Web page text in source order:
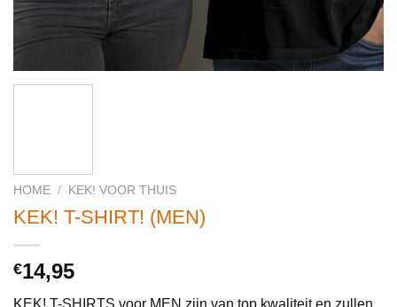
HOME / KEK! VOOR THUIS
KEK! T-SHIRT! (MEN)
€14,95